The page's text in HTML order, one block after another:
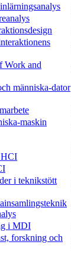
Work and
människa-dator
maskin
HCI
i teknikstött
i MDI
forskning och